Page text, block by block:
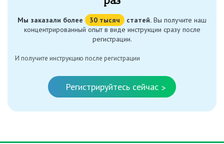
Мы заказали более 30 тысяч статей. Вы получите наш
концентрированный опыт в виде инструкции сразу после
регистрации.
И получите инструкцию после регистрации
Регистрируйтесь сейчас >